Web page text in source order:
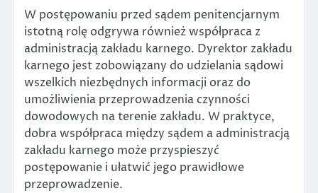
W postępowaniu przed sądem penitencjarnym
istotną rolę odgrywa również współpraca z
administracją zakładu karnego. Dyrektor zakładu
karnego jest zobowiązany do udzielania sądowi
wszelkich niezbędnych informacji oraz do
umożliwienia przeprowadzenia czynności
dowodowych na terenie zakładu. W praktyce,
dobra współpraca między sądem a administracją
zakładu karnego może przyspieszyć
postępowanie i ułatwić jego prawidłowe
przeprowadzenie.